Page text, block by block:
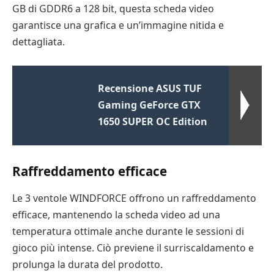
GB di GDDR6 a 128 bit, questa scheda video
garantisce una grafica e un’immagine nitida e
dettagliata.
Recensione ASUS TUF
Gaming GeForce GTX
1650 SUPER OC Edition
Raffreddamento efficace
Le 3 ventole WINDFORCE offrono un raffreddamento
efficace, mantenendo la scheda video ad una
temperatura ottimale anche durante le sessioni di
gioco più intense. Ciò previene il surriscaldamento e
prolunga la durata del prodotto.